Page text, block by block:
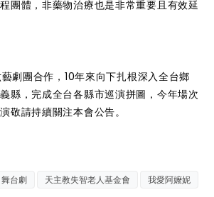
團體，非藥物治療也是非常重要且有效延
劇團合作，10年來向下扎根深入全台鄉
縣，完成全台各縣市巡演拼圖，今年場次
敬請持續關注本會公告。
舞台劇 天主教失智老人基金會 我愛阿嬤妮